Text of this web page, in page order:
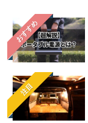
おすすめ
注目